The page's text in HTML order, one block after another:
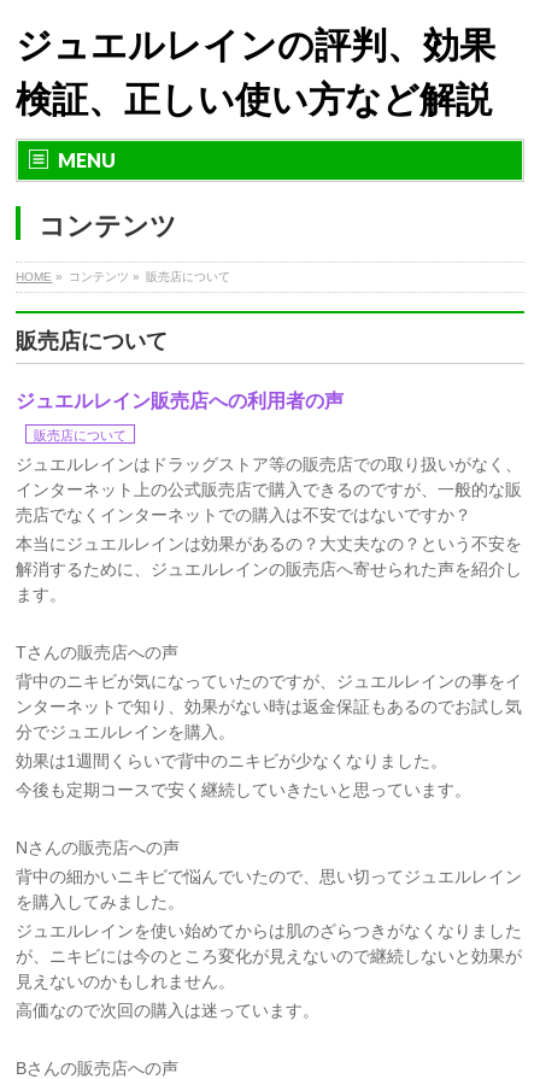
ジュエルレインの評判、効果
検証、正しい使い方など解説
MENU
コンテンツ
HOME » コンテンツ » 販売店について
販売店について
ジュエルレイン販売店への利用者の声
販売店について
ジュエルレインはドラッグストア等の販売店での取り扱いがなく、
インターネット上の公式販売店で購入できるのですが、一般的な販
売店でなくインターネットでの購入は不安ではないですか？
本当にジュエルレインは効果があるの？大丈夫なの？という不安を
解消するために、ジュエルレインの販売店へ寄せられた声を紹介し
ます。
Tさんの販売店への声
背中のニキビが気になっていたのですが、ジュエルレインの事をイ
ンターネットで知り、効果がない時は返金保証もあるのでお試し気
分でジュエルレインを購入。
効果は1週間くらいで背中のニキビが少なくなりました。
今後も定期コースで安く継続していきたいと思っています。
Nさんの販売店への声
背中の細かいニキビで悩んでいたので、思い切ってジュエルレイン
を購入してみました。
ジュエルレインを使い始めてからは肌のざらつきがなくなりました
が、ニキビには今のところ変化が見えないので継続しないと効果が
見えないのかもしれません。
高価なので次回の購入は迷っています。
Bさんの販売店への声